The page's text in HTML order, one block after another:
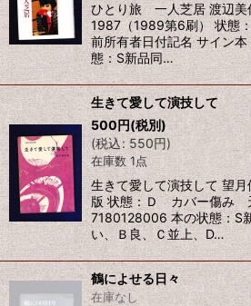
ひとり旅 一人芝居 渡辺美
1987（1989第6刷） 状
前所有者日付記名 サイン
態：S新品同…
生きて愛して演技して
500円(税別)
(税込: 550円)
在庫数 1点
生きて愛して演技して 望
版 状態：Ｄ カバー傷み
7180128006 本の状態：S
い、Ｂ良、Ｃ並上、D…
鶴によせる日々
在庫なし